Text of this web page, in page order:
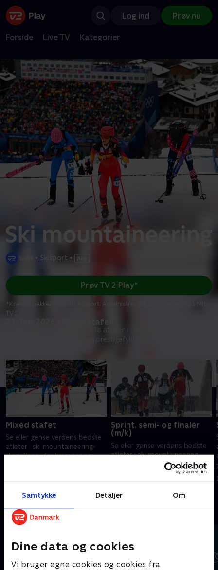
Samtykke Detaljer Om
Dine data og cookies
Vi bruger egne cookies og cookies fra
Log ind Prøv nu
Forside Live TV Kategorier
• Skisport •
21. feb 2026 • Mixed stafet
Se eller gense verdens bedste atleter i ski mountaineering-
disciplinen, der kæmper om prestigefyldt OL-metal
Prøv TV 2 Play*
*Kræver pakken Favorit + Sport. Administrer dit abonnement på Mit
TV 2.
Mixed stafet
Se eller gense verdens bedste
atleter i ski mountaineering-
disciplinen, der kæmper om
Sprint, semi- og finaler
(m/k)
Se eller gense verdens bedste
atleter i ski mountaineering-
disciplinen, der kæmper om
prestigefyldt OL-metal i Italien.
Andre så også